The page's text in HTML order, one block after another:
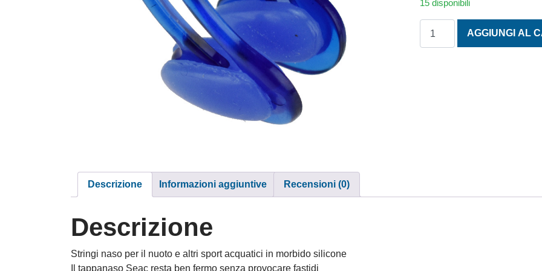
15 disponibili
AGGIUNGI AL
Descrizione Informazioni aggiuntive Recensioni (0)
Descrizione
Stringi naso per il nuoto e altri sport acquatici in morbido silicone
Il tappanaso Seac resta ben fermo senza provocare fastidi